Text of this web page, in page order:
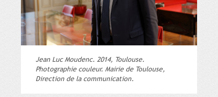
Jean Luc Moudenc. 2014, Toulouse.
Photographie couleur. Mairie de Toulouse,
Direction de la communication.